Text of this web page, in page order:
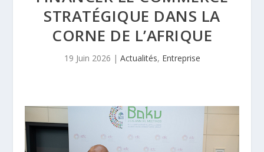
STRATÉGIQUE DANS LA
CORNE DE L’AFRIQUE
19 Juin 2026 | Actualités, Entreprise